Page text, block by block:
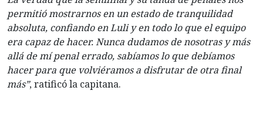
permitió mostrarnos en un estado de tranquilidad
absoluta, confiando en Luli y en todo lo que el equipo
era capaz de hacer. Nunca dudamos de nosotras y más
allá de mí penal errado, sabíamos lo que debíamos
hacer para que volviéramos a disfrutar de otra final
más”, ratificó la capitana.